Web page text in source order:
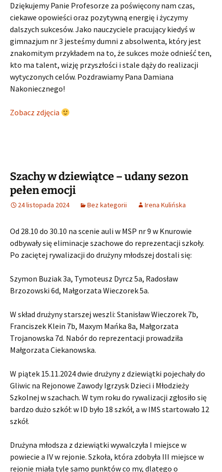
Dziękujemy Panie Profesorze za poświęcony nam czas,
ciekawe opowieści oraz pozytywną energię i życzymy
dalszych sukcesów. Jako nauczyciele pracujący kiedyś w
gimnazjum nr 3 jesteśmy dumni z absolwenta, który jest
znakomitym przykładem na to, że sukces może odnieść ten,
kto ma talent, wizję przyszłości i stale dąży do realizacji
wytyczonych celów. Pozdrawiamy Pana Damiana
Nakoniecznego!
Zobacz zdjęcia
Szachy w dziewiątce – udany sezon
pełen emocji
24 listopada 2024 Bez kategorii Irena Kulińska
Od 28.10 do 30.10 na scenie auli w MSP nr 9 w Knurowie
odbywały się eliminacje szachowe do reprezentacji szkoły.
Po zaciętej rywalizacji do drużyny młodszej dostali się:
Szymon Buziak 3a, Tymoteusz Dyrcz 5a, Radosław
Brzozowski 6d, Małgorzata Wieczorek 5a.
W skład drużyny starszej weszli: Stanisław Wieczorek 7b,
Franciszek Klein 7b, Maxym Mańka 8a, Małgorzata
Trojanowska 7d. Nabór do reprezentacji prowadziła
Małgorzata Ciekanowska.
W piątek 15.11.2024 dwie drużyny z dziewiątki pojechały do
Gliwic na Rejonowe Zawody Igrzysk Dzieci i Młodzieży
Szkolnej w szachach. W tym roku do rywalizacji zgłosiło się
bardzo dużo szkół: w ID było 18 szkół, a w IMS startowało 12
szkół.
Drużyna młodsza z dziewiątki wywalczyła I miejsce w
powiecie a IV w rejonie. Szkoła, która zdobyła III miejsce w
rejonie miała tyle samo punktów co my, dlatego o